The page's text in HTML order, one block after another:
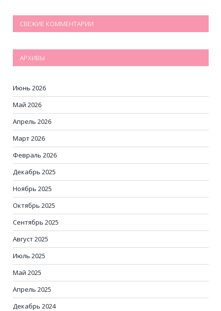
СВЕЖИЕ КОММЕНТАРИИ
АРХИВЫ
Июнь 2026
Май 2026
Апрель 2026
Март 2026
Февраль 2026
Декабрь 2025
Ноябрь 2025
Октябрь 2025
Сентябрь 2025
Август 2025
Июль 2025
Май 2025
Апрель 2025
Декабрь 2024